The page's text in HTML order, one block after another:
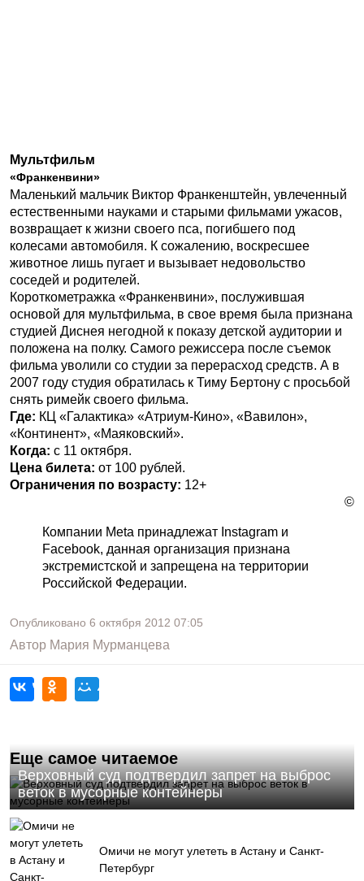
Мультфильм
«Франкенвини»
Маленький мальчик Виктор Франкенштейн, увлеченный
естественными науками и старыми фильмами ужасов,
возвращает к жизни своего пса, погибшего под
колесами автомобиля. К сожалению, воскресшее
животное лишь пугает и вызывает недовольство
соседей и родителей.
Короткометражка «Франкенвини», послужившая
основой для мультфильма, в свое время была признана
студией Диснея негодной к показу детской аудитории и
положена на полку. Самого режиссера после съемок
фильма уволили со студии за перерасход средств. А в
2007 году студия обратилась к Тиму Бертону с просьбой
снять римейк своего фильма.
Где: КЦ «Галактика» «Атриум-Кино», «Вавилон»,
«Континент», «Маяковский».
Когда: с 11 октября.
Цена билета: от 100 рублей.
Ограничения по возрасту: 12+
©
Компании Meta принадлежат Instagram и
Facebook, данная организация признана
экстремистской и запрещена на территории
Российской Федерации.
Опубликовано 6 октября 2012 07:05
Автор Мария Мурманцева
Еще самое читаемое
Верховный суд подтвердил запрет на выброс
веток в мусорные контейнеры
Омичи не могут улететь в Астану и Санкт-
Петербург